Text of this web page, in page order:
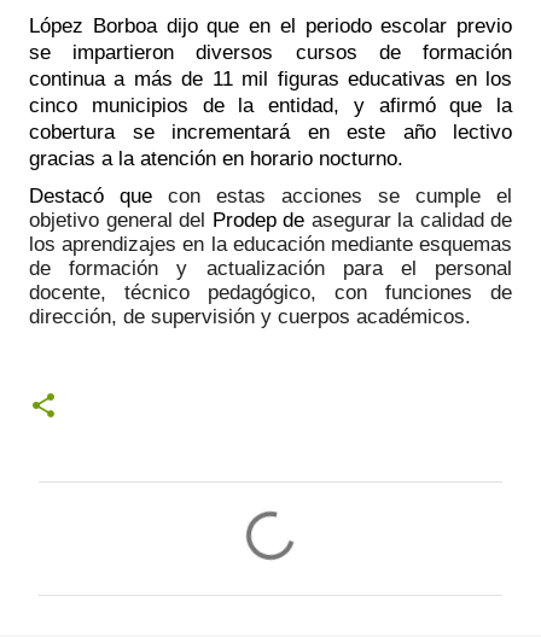
López Borboa dijo que en el periodo escolar previo
se impartieron diversos cursos de formación
continua a más de 11 mil figuras educativas en los
cinco municipios de la entidad, y afirmó que la
cobertura se incrementará en este año lectivo
gracias a la atención en horario nocturno.
Destacó que con estas acciones se cumple el
objetivo general del Prodep de asegurar la calidad de
los aprendizajes en la educación mediante esquemas
de formación y actualización para el personal
docente, técnico pedagógico, con funciones de
dirección, de supervisión y cuerpos académicos.